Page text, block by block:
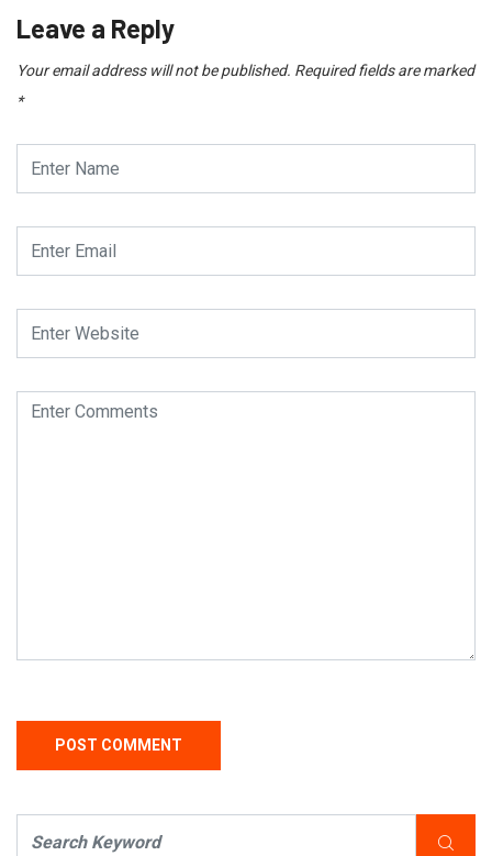
Leave a Reply
Your email address will not be published. Required fields are marked
*